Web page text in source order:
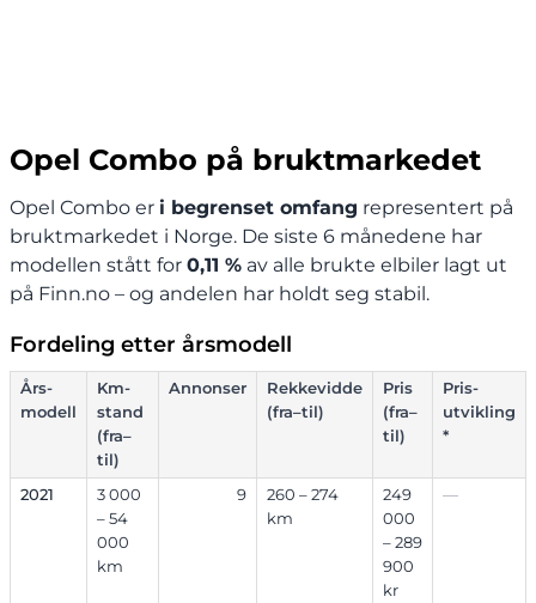
Opel Combo på bruktmarkedet
Opel Combo er i begrenset omfang representert på
bruktmarkedet i Norge. De siste 6 månedene har
modellen stått for 0,11 % av alle brukte elbiler lagt ut
på Finn.no – og andelen har holdt seg stabil.
Fordeling etter årsmodell
Års-
modell
Km-
stand
(fra–
til)
Annonser
Rekkevidde
(fra–til)
Pris
(fra–
til)
Pris-
utvikling
*
2021
3 000
– 54
000
km
9
260 – 274
km
249
000
– 289
900
kr
—